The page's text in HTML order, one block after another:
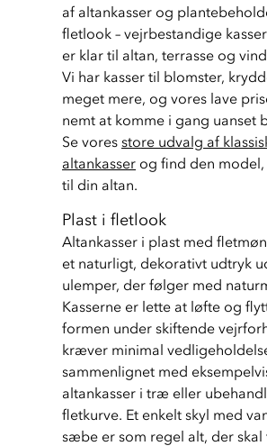
af altankasser og
fletlook – vejrbestandige
er klar til altan, terrasse og
Vi har kasser til blomster,
meget mere, og vores lave
nemt at komme i gang uanset
Se vores store udvalg af
altankasser og find den
til din altan.
Plast i fletlook
Altankasser i plast med
et naturligt, dekorativt udtryk
ulemper, der følger med
Kasserne er lette at løfte og
formen under skiftende
kræver minimal
sammenlignet med
altankasser i træ eller
fletkurve. Et enkelt skyl med
sæbe er som regel alt, der